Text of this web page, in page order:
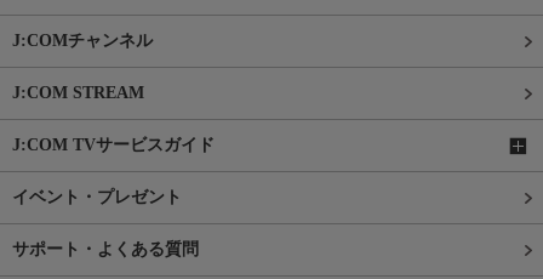
J:COMチャンネル
J:COM STREAM
J:COM TVサービスガイド
イベント・プレゼント
サポート・よくある質問